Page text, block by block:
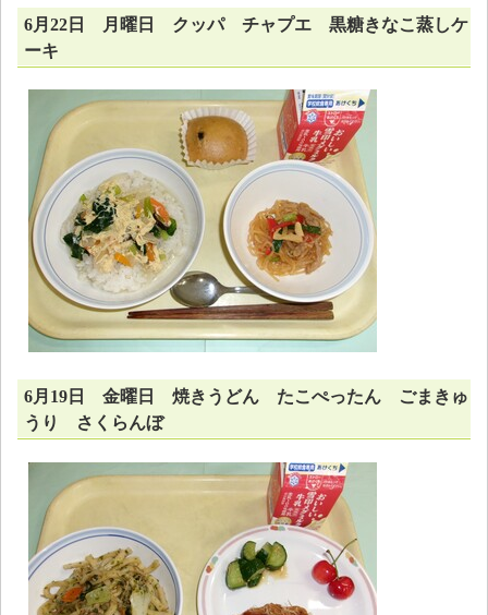
6月22日 月曜日 クッパ チャプエ 黒糖きなこ蒸しケ
ーキ
6月19日 金曜日 焼きうどん たこぺったん ごまきゅ
うり さくらんぼ